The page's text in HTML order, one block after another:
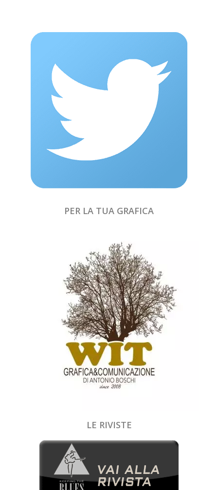
PER LA TUA GRAFICA
LE RIVISTE